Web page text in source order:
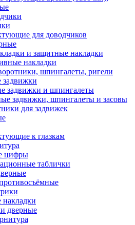
для доводчиков
и защитные накладки
накладки
шпингалеты, ригели
задвижки
задвижки и шпингалеты
задвижки, шпингалеты и засовы
для задвижек
к глазкам
цифры
таблички
накладки
дверные